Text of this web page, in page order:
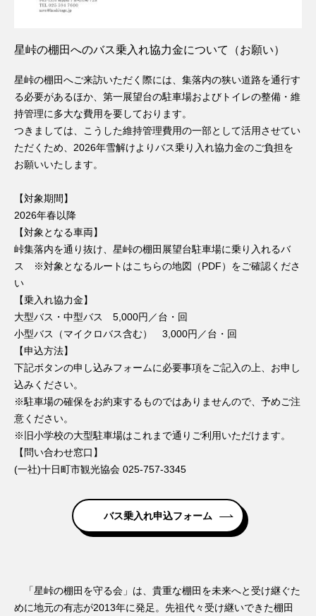
星峠の棚田へのバス乗入れ協力金について（お願い）
星峠の棚田へご来訪いただく際には、集落内の狭い道路を通行す
る必要があるほか、第一展望台の駐車場およびトイレの整備・維
持管理に多大な費用を要しております。
つきましては、こうした維持管理費用の一部として活用させてい
ただくため、2026年雪解けよりバス乗り入れ協力金のご負担を
お願いいたします。
【対象期間】
2026年春以降
【対象となる車両】
峠集落内を通り抜け、星峠の棚田展望台駐車場に乗り入れるバ
ス ※対象となるルートはこちらの地図（PDF） をご確認くださ
い
【乗入れ協力金】
大型バス・中型バス 5,000円／台・回
小型バス（マイクロバス含む） 3,000円／台・回
【申込方法】
下記ボタンの申し込みフォームに必要事項をご記入の上、お申し
込みください。
※駐車場の確保をお約束するものではありませんので、予めご注
意ください。
※旧小学校の大型駐車場はこれまで通りご利用いただけます。
【問い合わせ窓口】
(一社)十日町市観光協会 025-757-3345
バス乗入れ申込フォーム
「星峠の棚田を守る会」は、貴重な棚田を未来へと受け継ぐた
めに地元の有志が2013年に発足。先祖代々受け継いできた棚田